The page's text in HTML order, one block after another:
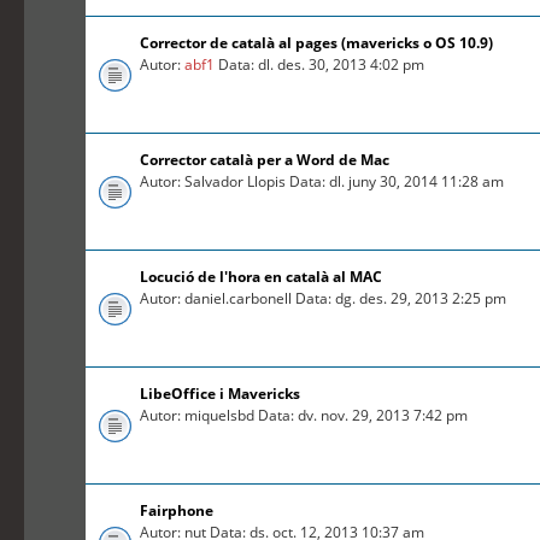
Corrector de català al pages (mavericks o OS 10.9)
Autor:abf1 Data: dl. des. 30, 2013 4:02 pm
Corrector català per a Word de Mac
Autor: Salvador Llopis Data: dl. juny 30, 2014 11:28 am
Locució de l'hora en català al MAC
Autor: daniel.carbonell Data: dg. des. 29, 2013 2:25 pm
LibeOffice i Mavericks
Autor: miquelsbd Data: dv. nov. 29, 2013 7:42 pm
Fairphone
Autor: nut Data: ds. oct. 12, 2013 10:37 am